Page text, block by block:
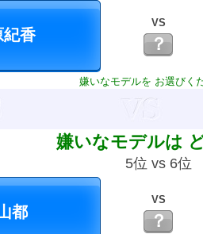
VS
？
嫌いなモデルを お選びく
嫌いなモデルは
5位 vs 6位
VS
？